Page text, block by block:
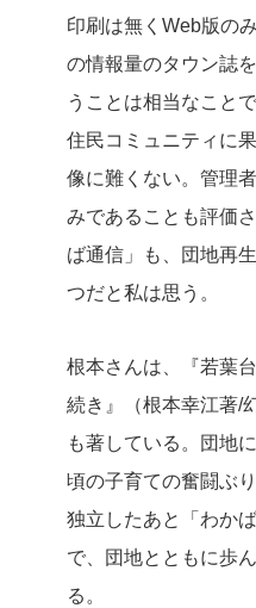
印刷は無くWeb版の
の情報量のタウン誌
うことは相当なこと
住民コミュニティに
像に難くない。管理
みであることも評価
ば通信」も、団地再
つだと私は思う。
根本さんは、『若葉
続き』（根本幸江著/
も著している。団地
頃の子育ての奮闘ぶ
独立したあと「わか
で、団地とともに歩
る。